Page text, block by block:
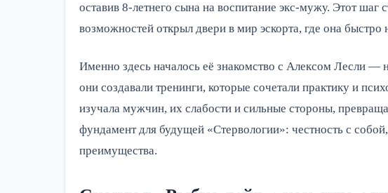
оставив 8-летнего сына на воспитание экс-мужу. Этот
возможностей открыл двери в мир эскорта, где она быстро
Именно здесь началось её знакомство с Алексом Лесли —
они создавали тренинги, которые сочетали практику и
изучала мужчин, их слабости и сильные стороны,
фундамент для будущей «Стервологии»: честность с
преимущества.